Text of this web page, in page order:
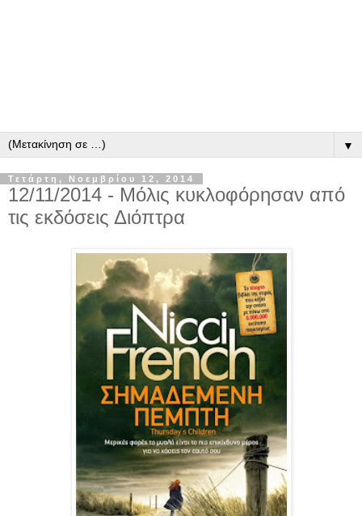
▼
Τετάρτη, Νοεμβρίου 12, 2014
12/11/2014 - Μόλις κυκλοφόρησαν από
τις εκδόσεις Διόπτρα